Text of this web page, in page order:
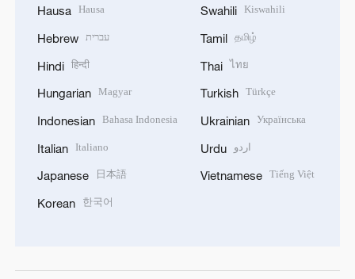
Hausa Hausa
Hebrew עברית
Hindi हिन्दी
Hungarian Magyar
Indonesian Bahasa Indonesia
Italian Italiano
Japanese 日本語
Korean 한국어
Swahili Kiswahili
Tamil தமிழ்
Thai ไทย
Turkish Türkçe
Ukrainian Українська
Urdu اردو
Vietnamese Tiếng Việt